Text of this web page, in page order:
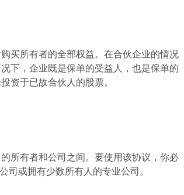
买所有者的全部权益。在合伙企业的情况
下，企业既是保单的受益人，也是保单的
资于已故合伙人的股票。
所有者和公司之间。要使用该协议，你必
司或拥有少数所有人的专业公司。